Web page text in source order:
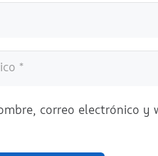
correo electrónico y